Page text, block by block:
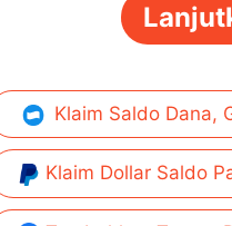
Klaim Saldo Dana,
Klaim Dollar Saldo